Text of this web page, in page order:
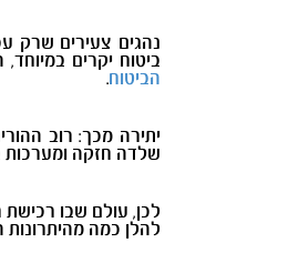
נהגים צעירים שרק
ביטוח יקרים
הביטוח.
יתירה מכך: רוב
שלדה חזקה ומערכות
לכן, עולם שבו
להלן כמה מהיתרונות